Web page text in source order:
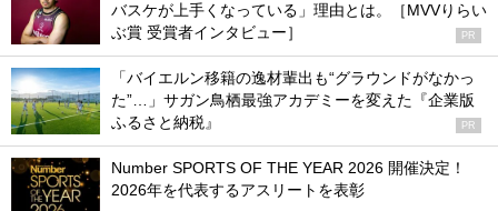
バスケが上手くなっている」理由とは。［MVVりらい
ぶ賞 受賞者インタビュー］
PR
「バイエルン移籍の逸材輩出も“グラウンドがなかっ
た”…」サガン鳥栖最強アカデミーを変えた『企業版
ふるさと納税』
PR
Number SPORTS OF THE YEAR 2026 開催決定！
2026年を代表するアスリートを表彰